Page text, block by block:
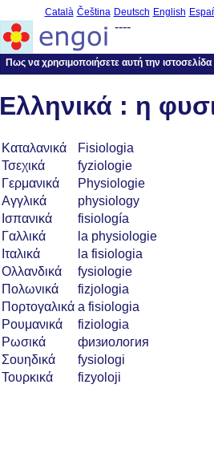
Català Čeština Deutsch English
----
Πως να χρησιμοποιήσετε αυτή την ιστοσελίδα
Ελληνικά : η
Καταλανικά
Fisiologia
Τσεχικά
fyziologie
Γερμανικά
Physiologie
Αγγλικά
physiology
Ισπανικά
fisiología
Γαλλικά
la physiologie
Ιταλικά
la fisiologia
Ολλανδικά
fysiologie
Πολωνικά
fizjologia
Πορτογαλικά a fisiologia
Ρουμανικά
fiziologia
Ρωσικά
физиология
Σουηδικά
fysiologi
Τουρκικά
fizyoloji